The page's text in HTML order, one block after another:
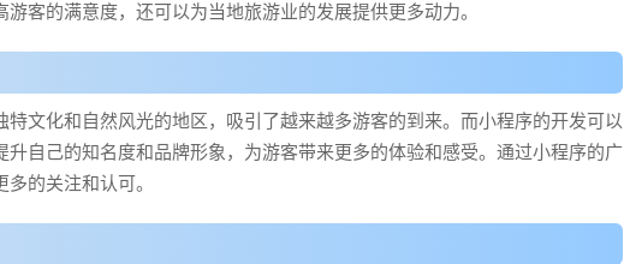
客的满意度，还可以为当地旅游业的发展提供更多动力。
文化和自然风光的地区，吸引了越来越多游客的到来。而小程序的开发可以
自己的知名度和品牌形象，为游客带来更多的体验和感受。通过小程序的广
的关注和认可。